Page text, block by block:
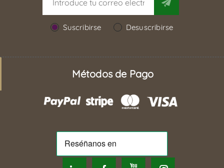
Suscribirse Desuscribirse
Métodos de Pago